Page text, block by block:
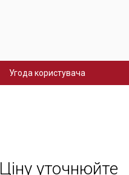
Угода користувача
Ціну уточнюйте